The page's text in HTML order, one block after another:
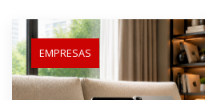
EMPRESAS